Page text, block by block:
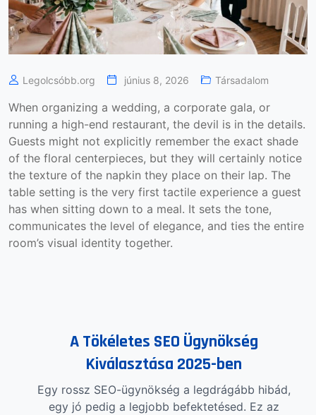
Legolcsóbb.org június 8, 2026 Társadalom
When organizing a wedding, a corporate gala, or
running a high-end restaurant, the devil is in the details.
Guests might not explicitly remember the exact shade
of the floral centerpieces, but they will certainly notice
the texture of the napkin they place on their lap. The
table setting is the very first tactile experience a guest
has when sitting down to a meal. It sets the tone,
communicates the level of elegance, and ties the entire
room’s visual identity together.
A Tökéletes SEO Ügynökség
Kiválasztása 2025-ben
Egy rossz SEO-ügynökség a legdrágább hibád,
egy jó pedig a legjobb befektetésed. Ez az